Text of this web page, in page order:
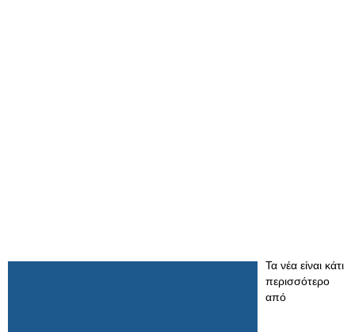
Τα νέα είναι κάτι
περισσότερο
από